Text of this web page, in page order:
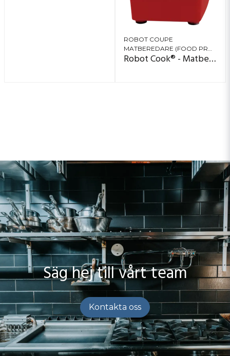
ROBOT COUPE
MATBEREDARE (FOOD PROCESSOR)
Robot Cook® - Matberedare/kombimaskin
Säg hej till vårt team
Kontakta oss